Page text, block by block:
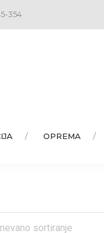
354
OPREMA